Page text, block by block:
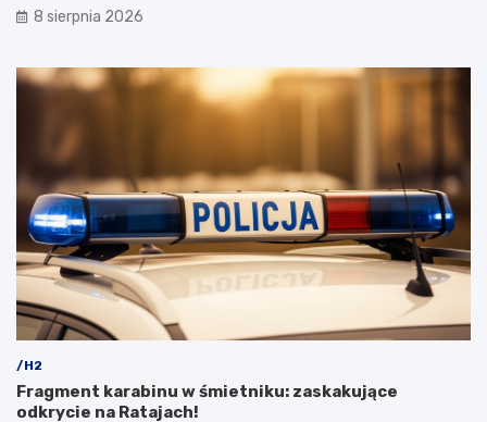
e
z
k
8 sierpnia 2026
/H2
Fragment karabinu w śmietniku: zaskakujące
odkrycie na Ratajach!